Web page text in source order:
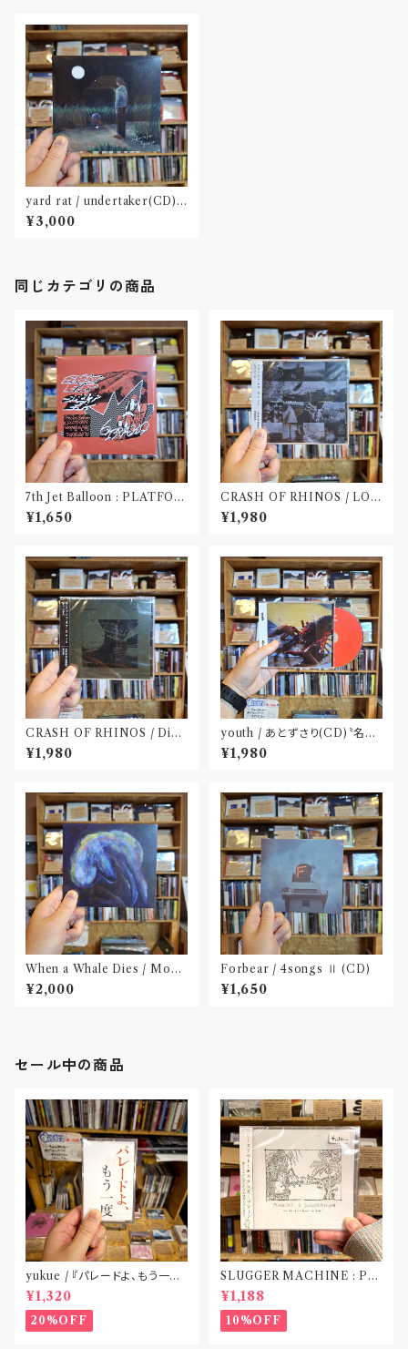
yard rat / undertaker(CD)
〝熊本〟
¥3,000
同じカテゴリの商品
7th Jet Balloon : PLATFOR
M SPLIT EP(CD)〝長野〟×
〝大阪〟
¥1,650
CRASH OF RHINOS / LOG
BOOK(CD)
¥1,980
CRASH OF RHINOS / Dist
al(CD)
¥1,980
youth / あとずさり(CD)〝名古
屋〟
¥1,980
When a Whale Dies / Moby
Dick(CD)
¥2,000
Forbear / 4songs Ⅱ (CD)
¥1,650
セール中の商品
yukue / 『パレードよ、もう一度』
(TAPE)
¥1,320
20%OFF
SLUGGER MACHINE : PE
ACE OUT! / we die if we d
o not do “DIG”(SPLIT CD)
〝横浜&札幌〟
¥1,188
10%OFF